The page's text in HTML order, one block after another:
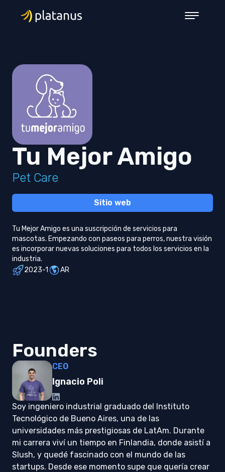
Tu Mejor Amigo
Pet Care
Sitio web
2023-1 AR
Tu Mejor Amigo es una suscripción de servicios para
mascotas. Empezando con paseos para perros, nuestra visión
es incorporar nuevas soluciones para todos los servicios en la
industria.
Founders
CEO
Ignacio Poli
Soy ingeniero industrial graduado del Instituto
Tecnológico de Bueno Aires, una de las
universidades más prestigiosas de LatAm. Durante
mi carrera viví un tiempo en Finlandia, donde asistí a
Slush, y quedé fascinado con el mundo de las
startups. Desde ese momento supe que quería crear